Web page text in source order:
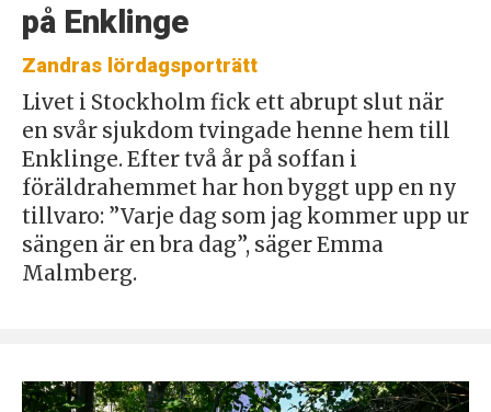
på Enklinge
Zandras lördagsporträtt
Livet i Stockholm fick ett abrupt slut när
en svår sjukdom tvingade henne hem till
Enklinge. Efter två år på soffan i
föräldrahemmet har hon byggt upp en ny
tillvaro: ”Varje dag som jag kommer upp ur
sängen är en bra dag”, säger Emma
Malmberg.